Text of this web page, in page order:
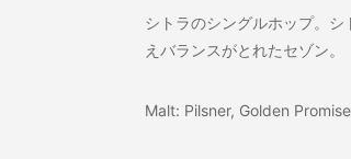
シトラのシングルホップ。
えバランスがとれたセゾン。
Malt: Pilsner, Golden